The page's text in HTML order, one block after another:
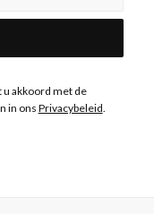
u akkoord met de
in ons Privacybeleid